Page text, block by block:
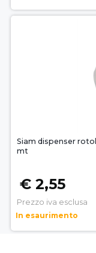
Siam dispenser
mt
€ 2,55
Prezzo iva esclusa
In esaurimento